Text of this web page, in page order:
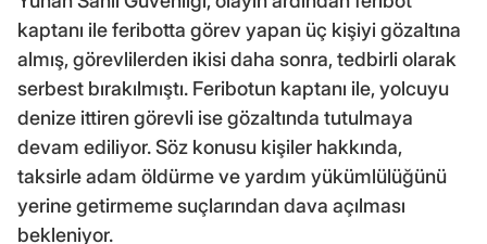
kaptanı ile feribotta görev yapan üç kişiyi gözaltına
almış, görevlilerden ikisi daha sonra, tedbirli olarak
serbest bırakılmıştı. Feribotun kaptanı ile, yolcuyu
denize ittiren görevli ise gözaltında tutulmaya
devam ediliyor. Söz konusu kişiler hakkında,
taksirle adam öldürme ve yardım yükümlülüğünü
yerine getirmeme suçlarından dava açılması
bekleniyor.